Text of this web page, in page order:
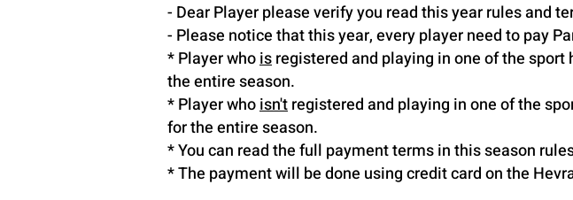
- Dear Player please verify you read this year rules and
- Please notice that this year, every player need to pay
* Player whoisregistered and playing in one of the
the entire season.
* Player whoisn'tregistered and playing in one of the
for the entire season.
* You can read the full payment terms in this season
* The payment will be done using credit card on the